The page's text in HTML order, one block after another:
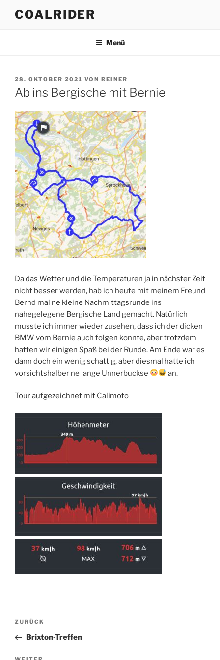
InhaltCOALRIDER
Menü
VERÖFFENTLICHT
AM
28. OKTOBER 2021 VON REINER
Ab ins Bergische mit Bernie
Da das Wetter und die Temperaturen ja in nächster Zeit
nicht besser werden, hab ich heute mit meinem Freund
Bernd mal ne kleine Nachmittagsrunde ins
nahegelegene Bergische Land gemacht. Natürlich
musste ich immer wieder zusehen, dass ich der dicken
BMW vom Bernie auch folgen konnte, aber trotzdem
hatten wir einigen Spaß bei der Runde. Am Ende war es
dann doch ein wenig schattig, aber diesmal hatte ich
vorsichtshalber ne lange Unnerbuckse
an.
Tour aufgezeichnet mit Calimoto
Beitragsnavigation
Vorheriger
Beitrag
ZURÜCK
Brixton-Treffen